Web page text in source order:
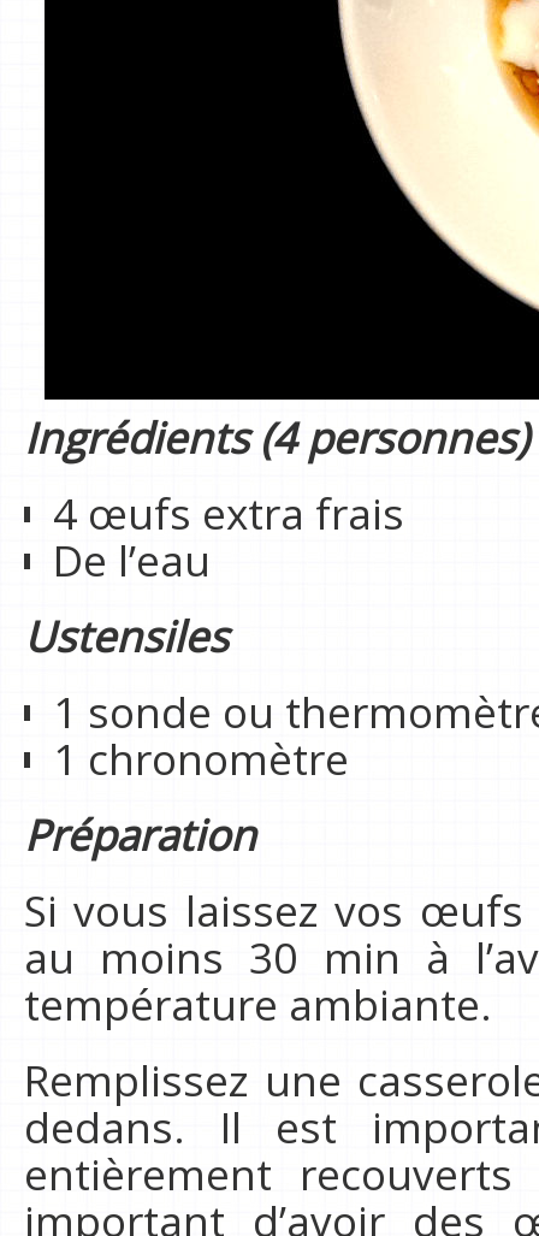
Ingrédients (4 personnes)
4 œufs extra frais
De l’eau
Ustensiles
1 sonde ou
1 chronomètre
Préparation
Si vous laissez vos
au moins 30 min à
température ambiante.
Remplissez une
dedans. Il est
entièrement
important d’avoir